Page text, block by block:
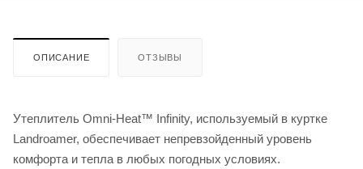
ОПИСАНИЕ ОТЗЫВЫ
Утеплитель Omni-Heat™ Infinity, используемый в куртке
Landroamer, обеспечивает непревзойденный уровень
комфорта и тепла в любых погодных условиях.